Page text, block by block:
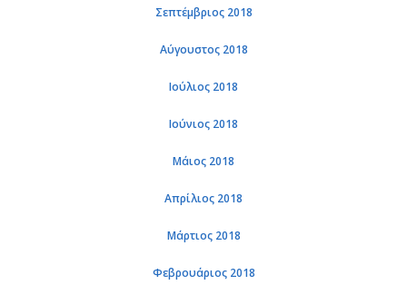
Σε­πτέμ­βριος 2018
Αύ­γου­στος 2018
Ιού­λιος 2018
Ιού­νιος 2018
Μάιος 2018
Απρί­λιος 2018
Μάρ­τιος 2018
Φε­βρουά­ριος 2018